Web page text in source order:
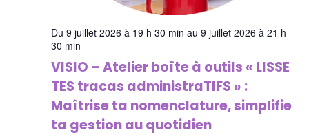
Du 9 juillet 2026 à 19 h 30 min au 9 juillet 2026 à 21 h
30 min
VISIO – Atelier boîte à outils « LISSE
TES tracas administraTIFS » :
Maîtrise ta nomenclature, simplifie
ta gestion au quotidien